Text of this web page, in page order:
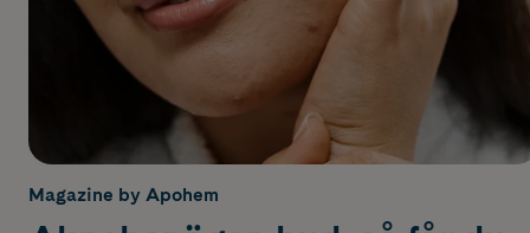
Magazine by Apohem